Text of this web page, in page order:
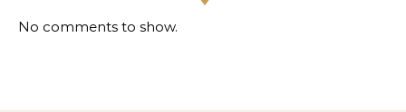
No comments to show.